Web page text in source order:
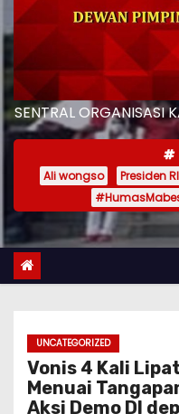
SENTRAL ORGANISASI
Ali wongso Presiden RI
UNCATEGORIZED
Vonis 4 Kali
Menuai
Aksi Demo DI